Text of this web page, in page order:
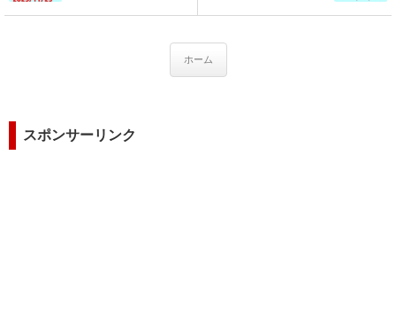
ホーム
スポンサーリンク